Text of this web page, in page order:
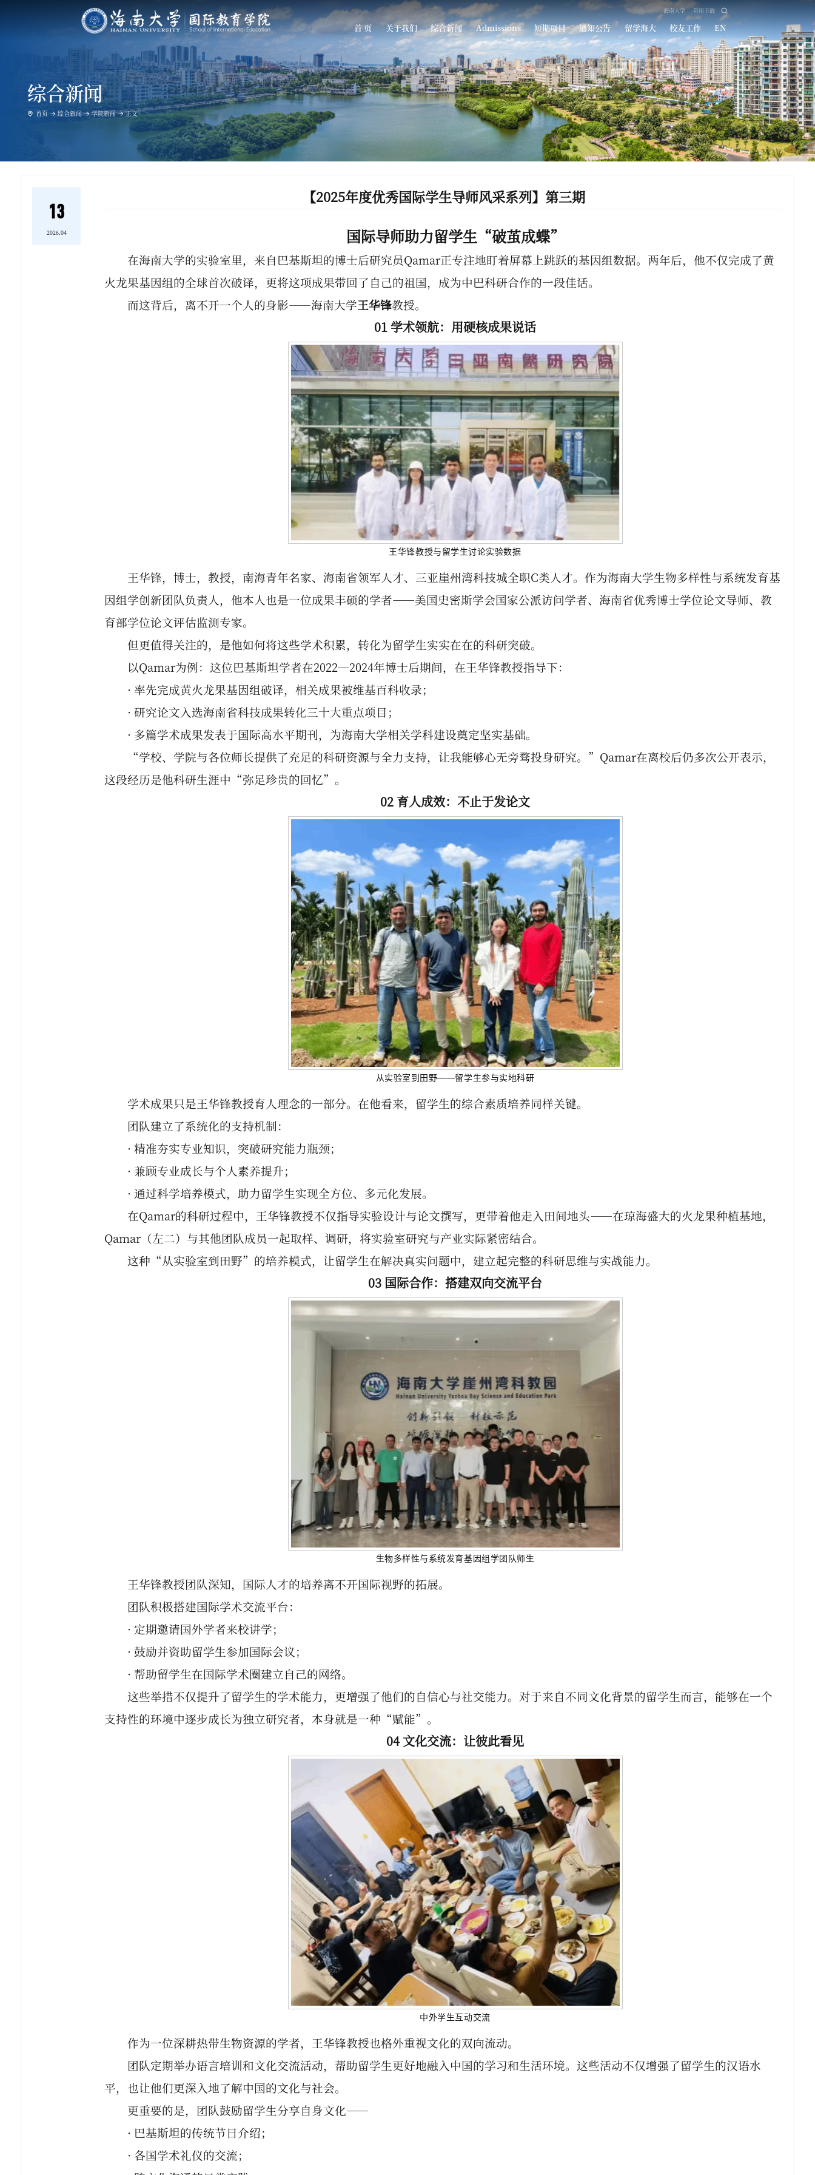
-海南大学 -常用下载
首 页 关于我们 综合新闻 Admissions 短期项目 通知公告 留学海大 校友工作 EN
综合新闻
首页 综合新闻 学院新闻 正文
13
2026.04
【2025年度优秀国际学生导师风采系列】第三期
国际导师助力留学生“破茧成蝶”
在海南大学的实验室里，来自巴基斯坦的博士后研究员Qamar正专注地盯着屏幕上跳跃的基因组数据。两年后，他不仅完成了黄
火龙果基因组的全球首次破译，更将这项成果带回了自己的祖国，成为中巴科研合作的一段佳话。
而这背后，离不开一个人的身影——海南大学王华锋教授。
01 学术领航：用硬核成果说话
王华锋教授与留学生讨论实验数据
王华锋，博士，教授，南海青年名家、海南省领军人才、三亚崖州湾科技城全职C类人才。作为海南大学生物多样性与系统发育基
因组学创新团队负责人，他本人也是一位成果丰硕的学者——美国史密斯学会国家公派访问学者、海南省优秀博士学位论文导师、教
育部学位论文评估监测专家。
但更值得关注的，是他如何将这些学术积累，转化为留学生实实在在的科研突破。
以Qamar为例：这位巴基斯坦学者在2022—2024年博士后期间，在王华锋教授指导下：
· 率先完成黄火龙果基因组破译，相关成果被维基百科收录；
· 研究论文入选海南省科技成果转化三十大重点项目；
· 多篇学术成果发表于国际高水平期刊，为海南大学相关学科建设奠定坚实基础。
“学校、学院与各位师长提供了充足的科研资源与全力支持，让我能够心无旁骛投身研究。”Qamar在离校后仍多次公开表示，
这段经历是他科研生涯中“弥足珍贵的回忆”。
02 育人成效：不止于发论文
从实验室到田野——留学生参与实地科研
学术成果只是王华锋教授育人理念的一部分。在他看来，留学生的综合素质培养同样关键。
团队建立了系统化的支持机制：
· 精准夯实专业知识，突破研究能力瓶颈；
· 兼顾专业成长与个人素养提升；
· 通过科学培养模式，助力留学生实现全方位、多元化发展。
在Qamar的科研过程中，王华锋教授不仅指导实验设计与论文撰写，更带着他走入田间地头——在琼海盛大的火龙果种植基地，
Qamar（左二）与其他团队成员一起取样、调研，将实验室研究与产业实际紧密结合。
这种“从实验室到田野”的培养模式，让留学生在解决真实问题中，建立起完整的科研思维与实战能力。
03 国际合作：搭建双向交流平台
生物多样性与系统发育基因组学团队师生
王华锋教授团队深知，国际人才的培养离不开国际视野的拓展。
团队积极搭建国际学术交流平台：
· 定期邀请国外学者来校讲学；
· 鼓励并资助留学生参加国际会议；
· 帮助留学生在国际学术圈建立自己的网络。
这些举措不仅提升了留学生的学术能力，更增强了他们的自信心与社交能力。对于来自不同文化背景的留学生而言，能够在一个
支持性的环境中逐步成长为独立研究者，本身就是一种“赋能”。
04 文化交流：让彼此看见
中外学生互动交流
作为一位深耕热带生物资源的学者，王华锋教授也格外重视文化的双向流动。
团队定期举办语言培训和文化交流活动，帮助留学生更好地融入中国的学习和生活环境。这些活动不仅增强了留学生的汉语水
平，也让他们更深入地了解中国的文化与社会。
更重要的是，团队鼓励留学生分享自身文化——
· 巴基斯坦的传统节日介绍；
· 各国学术礼仪的交流；